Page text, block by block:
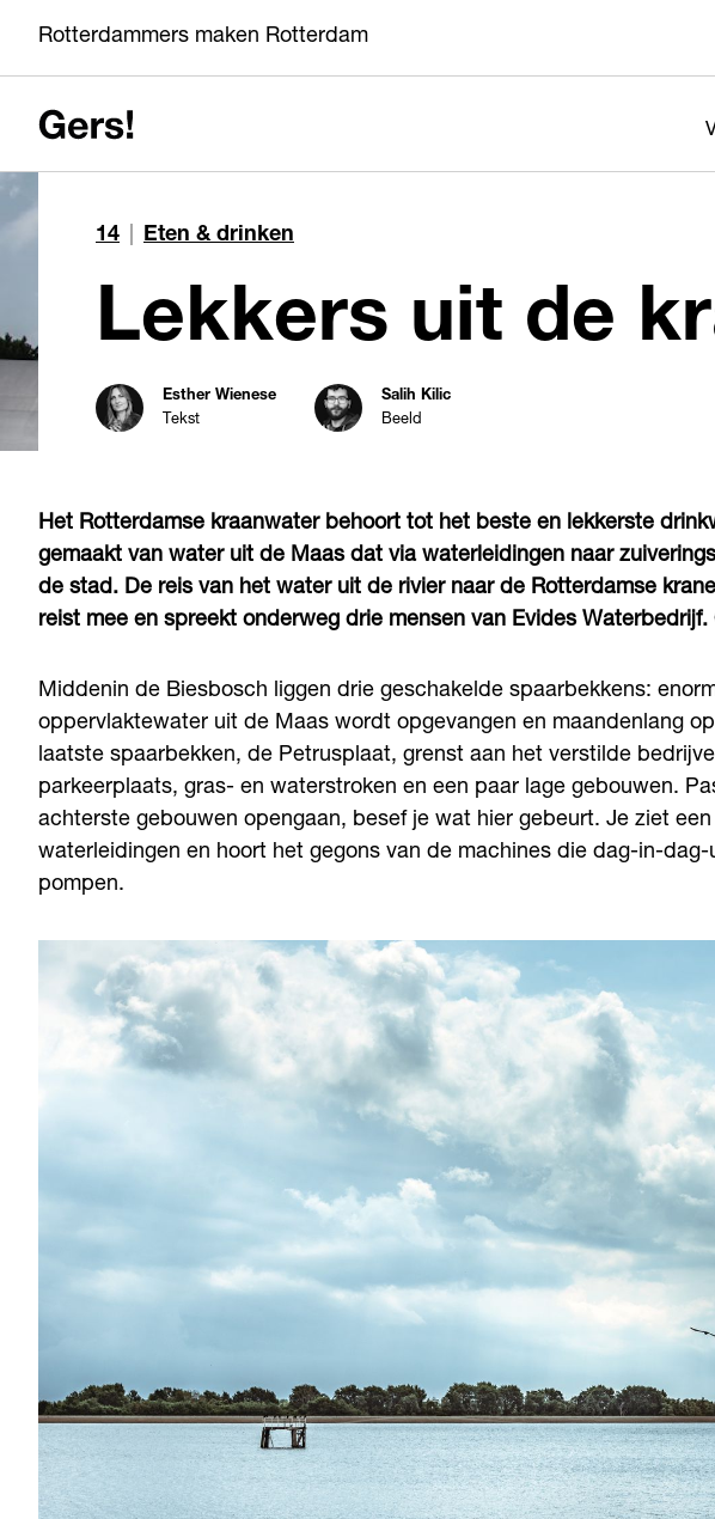
Rotterdammers maken Rotterdam
14 Eten & drinken
Lekkers uit
Esther Wienese
Tekst
Salih Kilic
Beeld
Het Rotterdamse kraanwater behoort tot het beste en lekkerste
gemaakt van water uit de Maas dat via waterleidingen naar
de stad. De reis van het water uit de rivier naar de Rotterdamse
reist mee en spreekt onderweg drie mensen van Evides
Middenin de Biesbosch liggen drie geschakelde spaarbekkens:
oppervlaktewater uit de Maas wordt opgevangen en maandenlang
laatste spaarbekken, de Petrusplaat, grenst aan het verstilde
parkeerplaats, gras- en waterstroken en een paar lage gebouwen.
achterste gebouwen opengaan, besef je wat hier gebeurt. Je ziet
waterleidingen en hoort het gegons van de machines die dag-in-
pompen.